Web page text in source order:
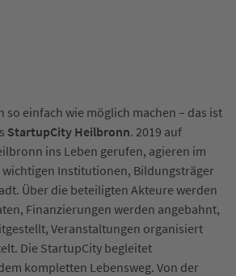
so einfach wie möglich machen – das ist
StartupCity Heilbronn. 2019 auf
ins Leben gerufen, agieren im
Institutionen, Bildungsträger
Über die beteiligten Akteure werden
Finanzierungen werden angebahnt,
Veranstaltungen organisiert
Die StartupCity begleitet
kompletten Lebensweg. Von der